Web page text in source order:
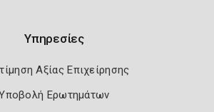
Υπηρεσίες
Αξίας Επιχείρησης
Ερωτημάτων